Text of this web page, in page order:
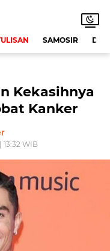
SAMOSIR
Kekasihnya
Kanker
13:32 WIB